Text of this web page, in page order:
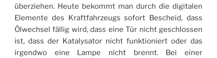
überziehen. Heute bekommt man durch die digitalen
Elemente des Kraftfahrzeugs sofort Bescheid, dass
Ölwechsel fällig wird, dass eine Tür nicht geschlossen
ist, dass der Katalysator nicht funktioniert oder das
irgendwo eine Lampe nicht brennt. Bei einer